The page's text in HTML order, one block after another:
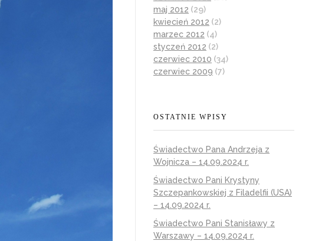
maj 2012 (29)
kwiecień 2012 (2)
marzec 2012 (4)
styczeń 2012 (2)
czerwiec 2010 (34)
czerwiec 2009 (7)
OSTATNIE WPISY
Świadectwo Pana Andrzeja z
Wojnicza – 14.09.2024 r.
Świadectwo Pani Krystyny
Szczepankowskiej z Filadelfii (USA)
– 14.09.2024 r.
Świadectwo Pani Stanisławy z
Warszawy – 14.09.2024 r.